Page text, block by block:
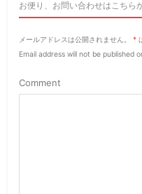
お便り、お問い合わせはこちら
メールアドレスは公開されません。*
Email address will not be published
Comment